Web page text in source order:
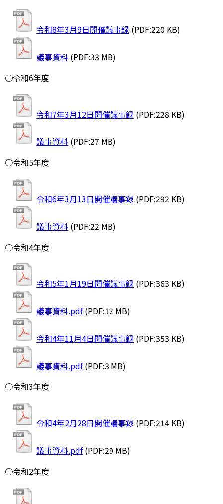
令和8年3月9日開催議事録 (PDF:220 KB)
議事資料 (PDF:33 MB)
○令和6年度
令和7年3月12日開催議事録 (PDF:228 KB)
議事資料 (PDF:27 MB)
○令和5年度
令和6年3月13日開催議事録 (PDF:292 KB)
議事資料 (PDF:22 MB)
○令和4年度
令和5年1月19日開催議事録 (PDF:363 KB)
議事資料.pdf (PDF:12 MB)
令和4年11月4日開催議事録 (PDF:353 KB)
議事資料.pdf (PDF:3 MB)
○令和3年度
令和4年2月28日開催議事録 (PDF:214 KB)
議事資料.pdf (PDF:29 MB)
○令和2年度